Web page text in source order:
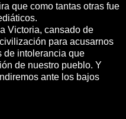
que como tantas otras fue
Victoria, cansado de
para acusarnos
de intolerancia que
de nuestro pueblo. Y
ante los bajos